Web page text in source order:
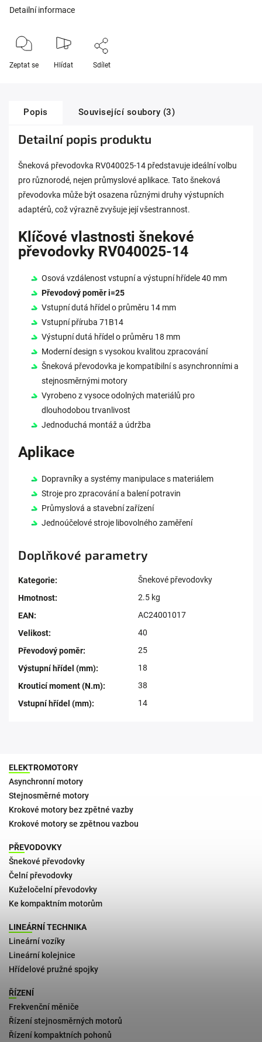
Detailní informace
Zeptat se Hlídat Sdílet
Popis Související soubory (3)
Detailní popis produktu
Šneková převodovka RV040025-14 představuje ideální volbu
pro různorodé, nejen průmyslové aplikace. Tato šneková
převodovka může být osazena různými druhy výstupních
adaptérů, což výrazně zvyšuje její všestrannost.
Klíčové vlastnosti šnekové
převodovky RV040025-14
Osová vzdálenost vstupní a výstupní hřídele 40 mm
Převodový poměr i=25
Vstupní dutá hřídel o průměru 14 mm
Vstupní příruba 71B14
Výstupní dutá hřídel o průměru 18 mm
Moderní design s vysokou kvalitou zpracování
Šneková převodovka je kompatibilní s asynchronními a
stejnosměrnými motory
Vyrobeno z vysoce odolných materiálů pro
dlouhodobou trvanlivost
Jednoduchá montáž a údržba
Aplikace
Dopravníky a systémy manipulace s materiálem
Stroje pro zpracování a balení potravin
Průmyslová a stavební zařízení
Jednoúčelové stroje libovolného zaměření
Doplňkové parametry
Kategorie:
Šnekové převodovky
Hmotnost:
2.5 kg
EAN:
AC24001017
Velikost:
40
Převodový poměr:
25
Výstupní hřídel (mm):
18
Krouticí moment (N.m):
38
Vstupní hřídel (mm): 14
ELEKTROMOTORY
Asynchronní motory
Stejnosměrné motory
Krokové motory bez zpětné vazby
Krokové motory se zpětnou vazbou
PŘEVODOVKY
Šnekové převodovky
Čelní převodovky
Kuželočelní převodovky
Ke kompaktním motorům
LINEÁRNÍ TECHNIKA
Lineární vozíky
Lineární kolejnice
Hřídelové pružné spojky
ŘÍZENÍ
Frekvenční měniče
Řízení stejnosměrných motorů
Řízení kompaktních pohonů